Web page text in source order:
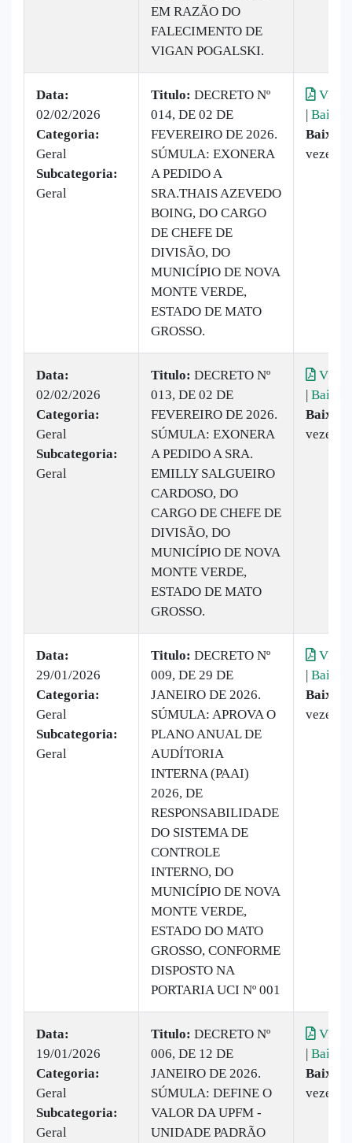
EM RAZÃO DO
FALECIMENTO DE
VIGAN POGALSKI.
Data:
02/02/2026
Categoria:
Geral
Subcategoria:
Geral
Titulo: DECRETO Nº
014, DE 02 DE
FEVEREIRO DE 2026.
SÚMULA: EXONERA
A PEDIDO A
SRA.THAIS AZEVEDO
BOING, DO CARGO
DE CHEFE DE
DIVISÃO, DO
MUNICÍPIO DE NOVA
MONTE VERDE,
ESTADO DE MATO
GROSSO.
| Baixar
vezes
Data:
02/02/2026
Categoria:
Geral
Subcategoria:
Geral
Titulo: DECRETO Nº
013, DE 02 DE
FEVEREIRO DE 2026.
SÚMULA: EXONERA
A PEDIDO A SRA.
EMILLY SALGUEIRO
CARDOSO, DO
CARGO DE CHEFE DE
DIVISÃO, DO
MUNICÍPIO DE NOVA
MONTE VERDE,
ESTADO DE MATO
GROSSO.
| Baixar
vezes
Data:
29/01/2026
Categoria:
Geral
Subcategoria:
Geral
Titulo: DECRETO Nº
009, DE 29 DE
JANEIRO DE 2026.
SÚMULA: APROVA O
PLANO ANUAL DE
AUDÍTORIA
INTERNA (PAAI)
2026, DE
RESPONSABILIDADE
DO SISTEMA DE
CONTROLE
INTERNO, DO
MUNICÍPIO DE NOVA
MONTE VERDE,
ESTADO DO MATO
GROSSO, CONFORME
DISPOSTO NA
PORTARIA UCI Nº 001
| Baixar
vezes
Data:
19/01/2026
Categoria:
Geral
Subcategoria:
Geral
Titulo: DECRETO Nº
006, DE 12 DE
JANEIRO DE 2026.
SÚMULA: DEFINE O
VALOR DA UPFM -
UNIDADE PADRÃO
| Baixar
vezes